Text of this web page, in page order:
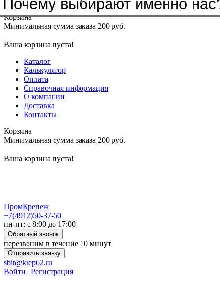
Меню+7(4912)50-37-50sbit@krep62.ru
Корзина
Минимальная сумма заказа 200 руб.
Ваша корзина пуста!
Каталог
Калькулятор
Оплата
Справочная информация
О компании
Доставка
Контакты
Корзина
Минимальная сумма заказа 200 руб.
Ваша корзина пуста!
ПромКрепеж
+7(4912)50-37-50
пн-пт: с 8:00 до 17:00
Обратный звонок
перезвоним в течение 10 минут
Отправить заявку
sbit@krep62.ru
Войти | Регистрация
Почему выбирают именно